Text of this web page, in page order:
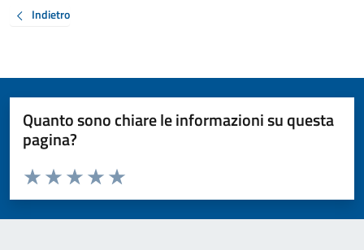
Indietro
Quanto sono chiare le informazioni su questa
pagina?
Valuta da 1 a 5 stelle la pagina
Valuta 5 stelle su 5
Valuta 4 stelle su 5
Valuta 3 stelle su 5
Valuta 2 stelle su 5
Valuta 1 stelle su 5